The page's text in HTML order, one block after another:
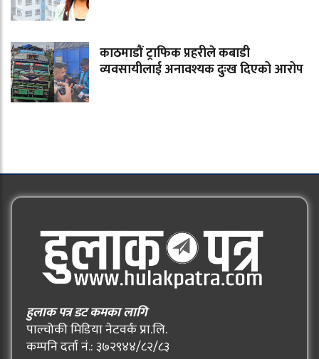
काठमाडौं ट्राफिक प्रहरीले कबाडी
व्यवसायीलाई अनावश्यक दुःख दिएको आरोप
हुलाक पत्र डट कमका लागि
पाल्चोकी मिडिया नेटवर्क प्रा.लि.
कम्पनि दर्ता नं.: ३७२९४४/८२/८३